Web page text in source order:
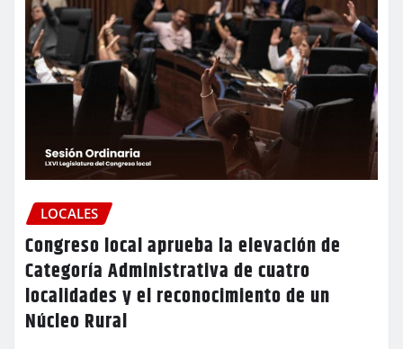
LOCALES
Congreso local aprueba la elevación de
Categoría Administrativa de cuatro
localidades y el reconocimiento de un
Núcleo Rural